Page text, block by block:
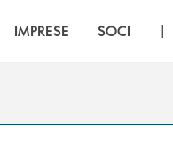
IMPRESE SOCI |